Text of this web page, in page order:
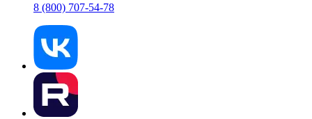
8 (800) 707-54-78